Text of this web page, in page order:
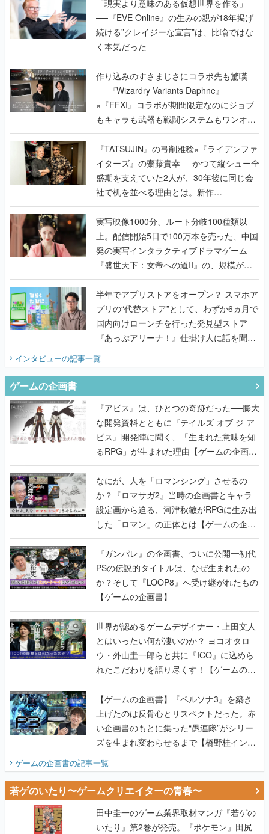
作り込みのすさまじさにコラボ先も驚嘆
──『Wizardry Variants Daphne』
×『FFXI』コラボが期間限定なのにジョブ
もキャラも武器も戦闘システムもワンオフ
で作り込まれた理由を両ディレクターに聞
く
『TATSUJIN』の弓削雅稔×『ライデンファ
イターズ』の齋藤貴幸──かつて縦シュー全
盛期を支えていた2人が、30年後に同じ会
社で机を並べる理由とは。新作
『TATSUJIN EXTREME』で初タッグを組
んだレジェンド2人に訊く開発秘話
実写映像1000分、ルート分岐100種類以
上。配信開始5日で100万本を売った、中国
発の実写インタラクティブドラマゲーム
『盛世天下：女帝への道II』の、規模が違
うこだわりをプロデューサーに聞いた
半年でアプリストアをオープン？ スマホア
プリの“代替ストア”として、わずか6ヵ月で
国内向けローンチを行った発見型ストア
『あっぷアリーナ！』仕掛け人に話を聞い
てみた
インタビューの記事一覧
『アビス』は、ひとつの奇跡だった──膨大
な開発資料とともに『テイルズ オブ ジ ア
るRPG」が生まれた理由【ゲームの企画
書】
なにが、人を「ロマンシング」させるの
か？『ロマサガ2』当時の企画書とキャラ
設定画から迫る、河津秋敏がRPGに生み出
した「ロマン」の正体とは【ゲームの企画
書】
『ガンパレ』の企画書、ついに公開━初代
PSの伝説的タイトルは、なぜ生まれたの
か？そして『LOOP8』へ受け継がれたもの
【ゲームの企画書】
世界が認めるゲームデザイナー・上田文人
とはいったい何が凄いのか？ ヨコオタロ
ウ・外山圭一郎らと共に『ICO』に込めら
れたこだわりを語り尽くす！【ゲームの企
画書】
【ゲームの企画書】『ペルソナ3』を築き
上げたのは反骨心とリスペクトだった。赤
い企画書のもとに集った“愚連隊”がシリー
ズを生まれ変わらせるまで【橋野桂インタ
ビュー】
ゲームの企画書の記事一覧
若ゲのいたり〜ゲームクリエイターの青春〜
田中圭一のゲーム業界取材マンガ『若ゲの
いたり』第2巻が発売。『ポケモン』田尻
智さん、『ゼビウス』遠藤雅伸さんらの貴
重なエピソードを収録